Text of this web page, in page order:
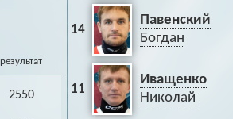
результат
2550
14
Павенский
Богдан
11
Иващенко
Николай